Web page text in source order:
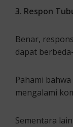
3. Respon
Benar,
dapat
Pahami
mengalami
Sementara